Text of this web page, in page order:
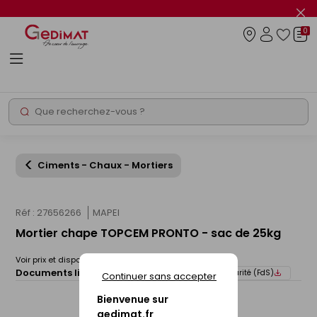
Bienvenue sur
gedimat.fr
Continuer sans accepter
le
info
Rechercher
0
Ciments - Chaux - Mortiers
Réf : 27656266 MAPEI
Mortier chape TOPCEM PRONTO - sac de 25kg
Voir prix et disponibilité en magasin
Documents liés : Fiche technique Fiche de sécurité (FdS)